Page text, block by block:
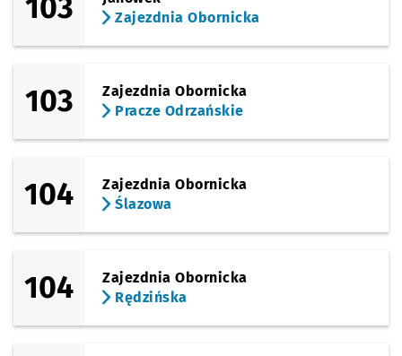
103
Zajezdnia Obornicka
103
Zajezdnia Obornicka
Pracze Odrzańskie
104
Zajezdnia Obornicka
Ślazowa
104
Zajezdnia Obornicka
Rędzińska